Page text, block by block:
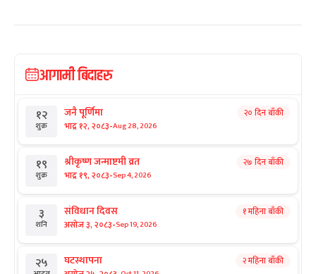
आगामी बिदाहरु
१२
शुक्र
जनै पूर्णिमा
भाद्र १२, २०८३-Aug 28, 2026
२० दिन बाँकी
१९
शुक्र
श्रीकृष्ण जन्माष्टमी व्रत
भाद्र १९, २०८३-Sep 4, 2026
२७ दिन बाँकी
३
शनि
संविधान दिवस
असोज ३, २०८३-Sep 19, 2026
१ महिना बाँकी
२५ घटस्थापना २ महिना बाँकी